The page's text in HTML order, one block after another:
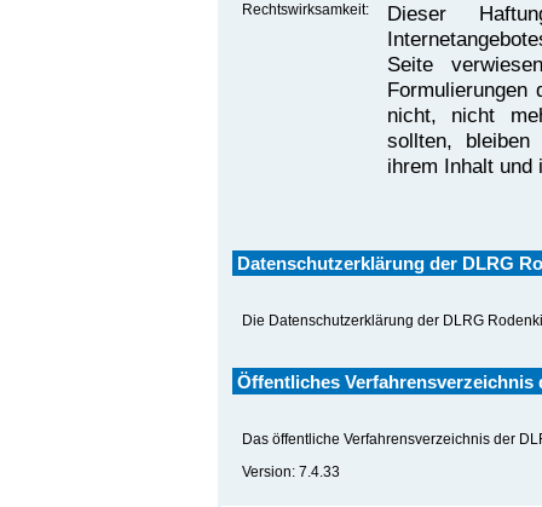
Rechtswirksamkeit:
Dieser
Seite
Formulierungen
nicht, nicht
sollten,
ihrem Inhalt und
Datenschutzerklärung der DLRG
Die Datenschutzerklärung der DLRG
Öffentliches Verfahrensverzeichnis
Das öffentliche Verfahrensverzeichnis der
Version: 7.4.33